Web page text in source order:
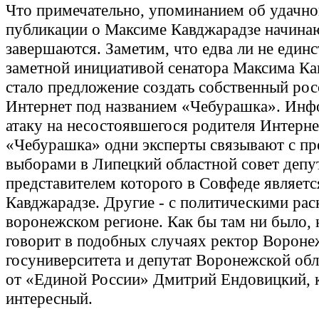
Что примечательно, упоминанием об
публикации о Максиме Кавджарадзе
завершаются. Заметим, что едва ли не
заметной инициативой сенатора Максима
стало предложение создать собственный
Интернет под названием «Чебурашка».
атаку на несостоявшегося родителя
«Чебурашка» одни эксперты связывают с
выборами в Липецкий областной совет
представителем которого в Совфеде
Кавджарадзе. Другие - с политическими
воронежском регионе. Как бы там ни было,
говорит в подобных случаях ректор
госуниверситета и депутат Воронежской
от «Единой России» Дмитрий Ендовицкий,
интересный.